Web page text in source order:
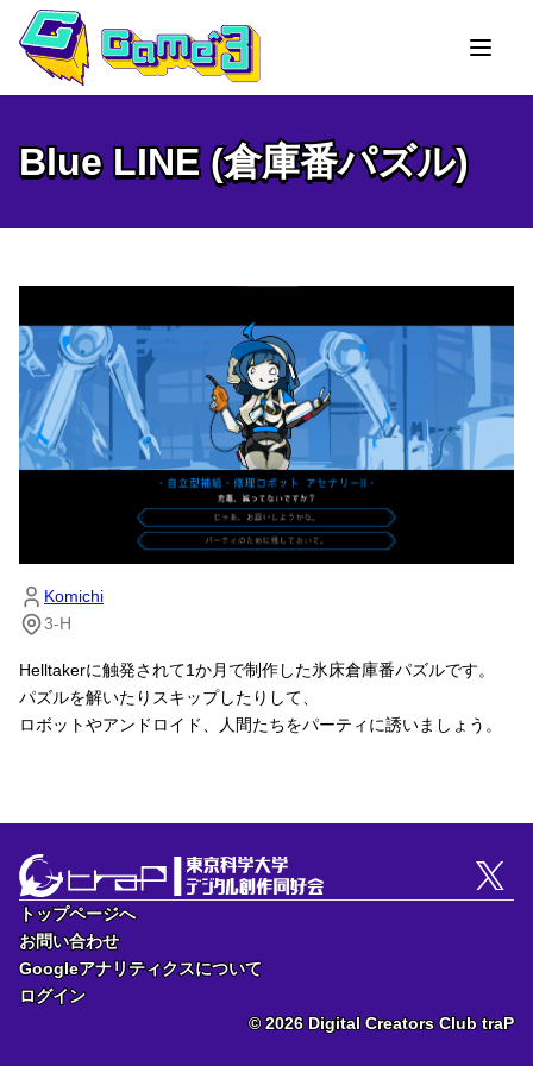
Blue LINE (倉庫番パズル)
Blue LINE (倉庫番パズル)
Komichi
3-H
Helltakerに触発されて1か月で制作した氷床倉庫番パズルです。
パズルを解いたりスキップしたりして、
ロボットやアンドロイド、人間たちをパーティに誘いましょう。
トップページへ
トップページへ
お問い合わせ
お問い合わせ
Googleアナリティクスについて
Googleアナリティクスについて
ログイン
ログイン
© 2026 Digital Creators Club traP
© 2026 Digital Creators Club traP